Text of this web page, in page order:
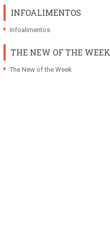
INFOALIMENTOS
Infoalimentos
THE NEW OF THE WEEK
The New of the Week